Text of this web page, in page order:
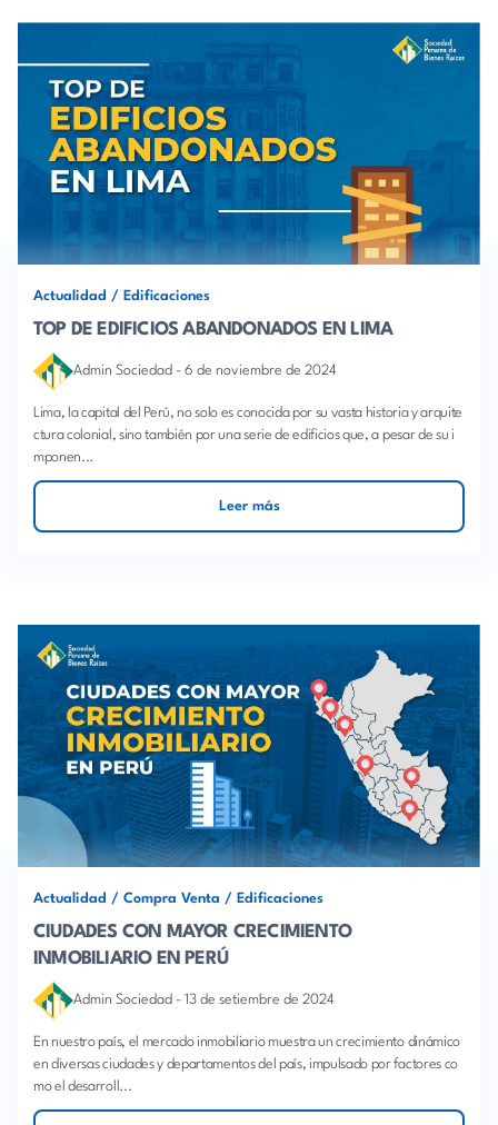
Actualidad / Edificaciones
TOP DE EDIFICIOS ABANDONADOS EN LIMA
Admin Sociedad - 6 de noviembre de 2024
Lima, la capital del Perú, no solo es conocida por su vasta historia y arquite
ctura colonial, sino también por una serie de edificios que, a pesar de su i
mponen...
Leer más
Actualidad / Compra Venta / Edificaciones
CIUDADES CON MAYOR CRECIMIENTO
INMOBILIARIO EN PERÚ
Admin Sociedad - 13 de setiembre de 2024
En nuestro país, el mercado inmobiliario muestra un crecimiento dinámico
en diversas ciudades y departamentos del país, impulsado por factores co
mo el desarroll...